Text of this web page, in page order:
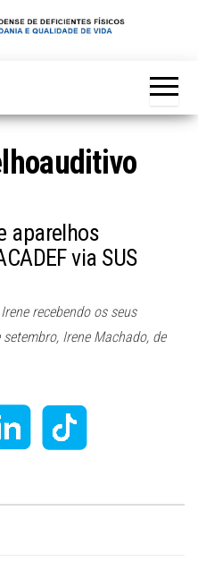
aparelhos
via SUS
recebendo os seus
Irene Machado, de